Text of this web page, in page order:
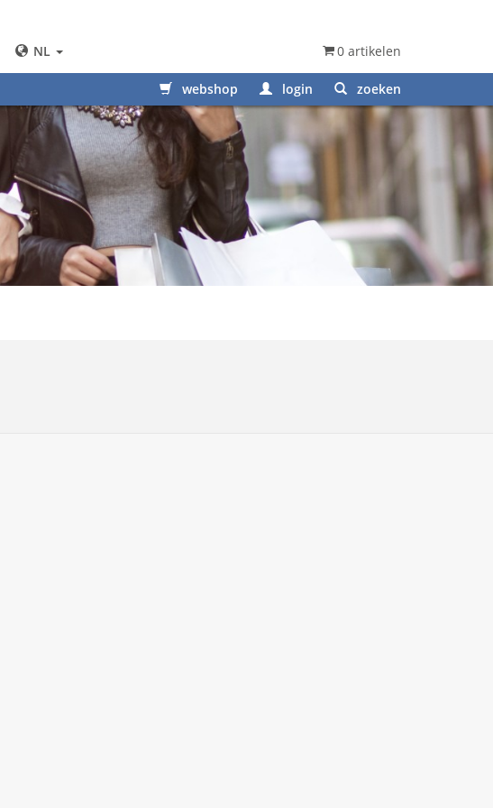
NL 0 artikelen
webshop login zoeken